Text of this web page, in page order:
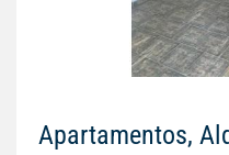
Apartamentos,